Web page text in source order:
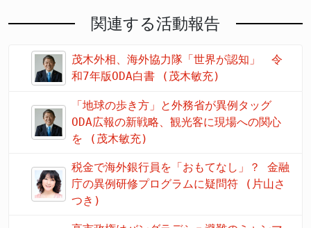
関連する活動報告
茂木外相、海外協力隊「世界が認知」 令
和7年版ODA白書 (茂木敏充)
「地球の歩き方」と外務省が異例タッグ
ODA広報の新戦略、観光客に現場への関心
を (茂木敏充)
税金で海外銀行員を「おもてなし」？ 金融
庁の異例研修プログラムに疑問符 (片山さ
つき)